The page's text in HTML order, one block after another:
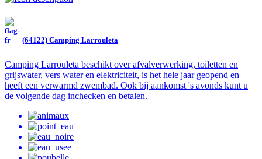
(64122) Camping Larrouleta
Camping Larrouleta beschikt over afvalverwerking, toiletten en
grijswater, vers water en elektriciteit, is het hele jaar geopend en
heeft een verwarmd zwembad. Ook bij aankomst 's avonds kunt u
de volgende dag inchecken en betalen.